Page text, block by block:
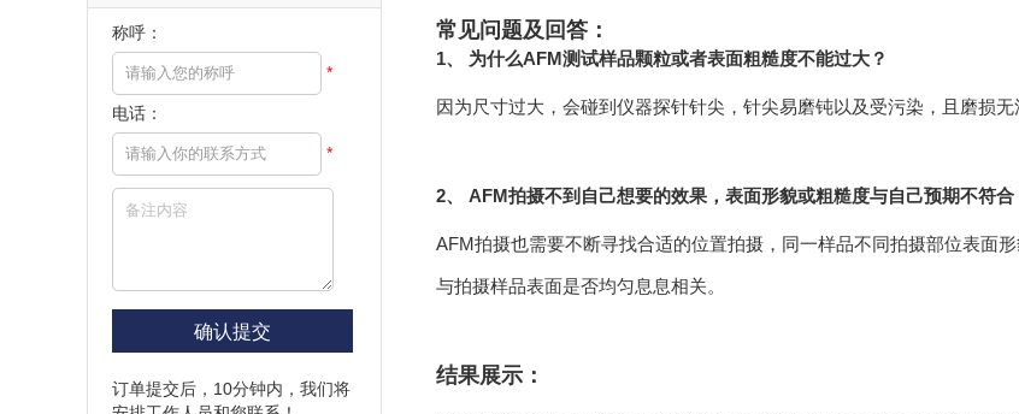
称呼：
*
电话：
*
订单提交后，10分钟内，我们将
常见问题及回答：
1、 为什么AFM测试样品颗粒或者表面粗糙度不能过大？
因为尺寸过大，会碰到仪器探针针尖，针尖易磨钝以及受污染，且磨损无
2、 AFM拍摄不到自己想要的效果，表面形貌或粗糙度与自己预期不符合
AFM拍摄也需要不断寻找合适的位置拍摄，同一样品不同拍摄部位表面
与拍摄样品表面是否均匀息息相关。
结果展示：